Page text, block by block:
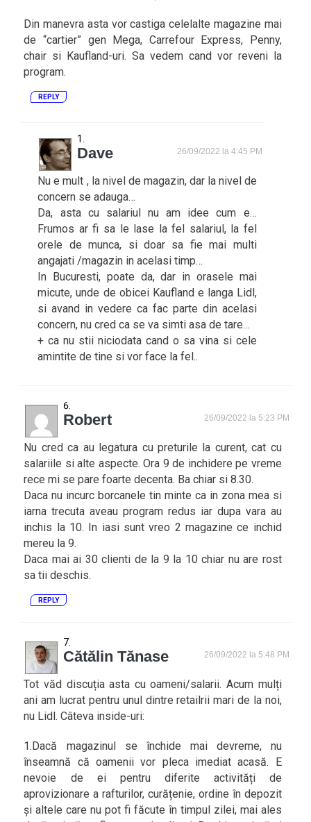
Din manevra asta vor castiga celelalte magazine mai
de “cartier” gen Mega, Carrefour Express, Penny,
chair si Kaufland-uri. Sa vedem cand vor reveni la
program.
REPLY
Dave 26/09/2022 la 4:45 PM
Nu e mult , la nivel de magazin, dar la nivel de
concern se adauga…
Da, asta cu salariul nu am idee cum e…
Frumos ar fi sa le lase la fel salariul, la fel
orele de munca, si doar sa fie mai multi
angajati /magazin in acelasi timp…
In Bucuresti, poate da, dar in orasele mai
micute, unde de obicei Kaufland e langa Lidl,
si avand in vedere ca fac parte din acelasi
concern, nu cred ca se va simti asa de tare…
+ ca nu stii niciodata cand o sa vina si cele
amintite de tine si vor face la fel..
Robert 26/09/2022 la 5:23 PM
Nu cred ca au legatura cu preturile la curent, cat cu
salariile si alte aspecte. Ora 9 de inchidere pe vreme
rece mi se pare foarte decenta. Ba chiar si 8.30.
Daca nu incurc borcanele tin minte ca in zona mea si
iarna trecuta aveau program redus iar dupa vara au
inchis la 10. In iasi sunt vreo 2 magazine ce inchid
mereu la 9.
Daca mai ai 30 clienti de la 9 la 10 chiar nu are rost
sa tii deschis.
REPLY
Cătălin Tănase 26/09/2022 la 5:48 PM
Tot văd discuția asta cu oameni/salarii. Acum mulți
ani am lucrat pentru unul dintre retailrii mari de la noi,
nu Lidl. Câteva inside-uri:
1.Dacă magazinul se închide mai devreme, nu
înseamnă că oamenii vor pleca imediat acasă. E
nevoie de ei pentru diferite activități de
aprovizionare a rafturilor, curățenie, ordine în depozit
și altele care nu pot fi făcute în timpul zilei, mai ales